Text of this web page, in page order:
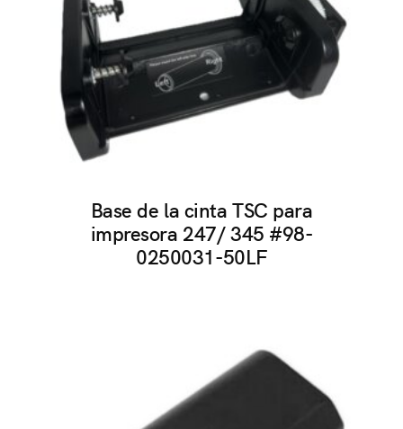
Base de la cinta TSC para
impresora 247/ 345 #98-
0250031-50LF